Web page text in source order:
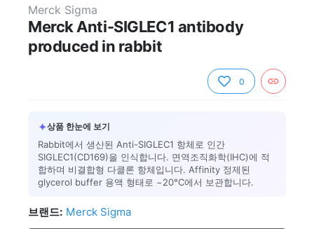
Merck Sigma
Merck Anti-SIGLEC1 antibody
produced in rabbit
0
✦상품 한눈에 보기
Rabbit에서 생산된 Anti-SIGLEC1 항체로 인간
SIGLEC1(CD169)을 인식합니다. 면역조직화학(IHC)에 적
합하며 비결합형 다클론 항체입니다. Affinity 정제된
glycerol buffer 용액 형태로 −20°C에서 보관합니다.
브랜드: Merck Sigma